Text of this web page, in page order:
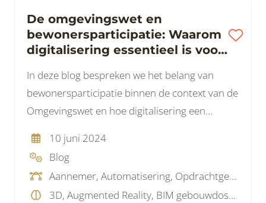
De omgevingswet en
bewonersparticipatie: Waarom
digitalisering essentieel is voor
In deze blog bespreken we het belang van
bewonersparticipatie binnen de context van de
Omgevingswet en hoe digitalisering een
10 juni 2024
Blog
Aannemer, Automatisering, Opdrachtgever, Overheid, Softwareleverancier, Woningcorporatie, Overig
3D, Augmented Reality, BIM gebouwdossier, BIM software, BIM visie, Projectmanagement, SaaS , Virtual Reality, Visualisatie, Overig